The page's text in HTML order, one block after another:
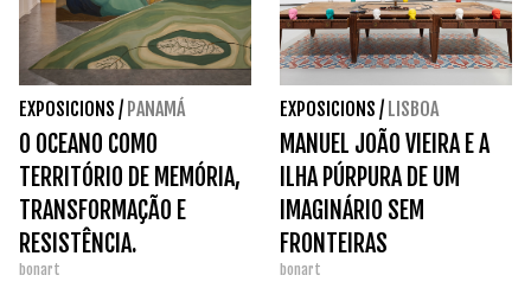
EXPOSICIONS / PANAMÁ
O OCEANO COMO
TERRITÓRIO DE MEMÓRIA,
TRANSFORMAÇÃO E
RESISTÊNCIA.
bonart
EXPOSICIONS / LISBOA
MANUEL JOÃO VIEIRA E A
ILHA PÚRPURA DE UM
IMAGINÁRIO SEM
FRONTEIRAS
bonart